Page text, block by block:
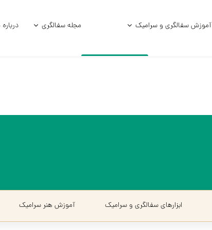
آموزش سفالگری و سرامیک مجله سفالگری
آموزش هنر
درباره
ابزارهای سفالگری و سرامیک آموزش هنر سرامیک‌